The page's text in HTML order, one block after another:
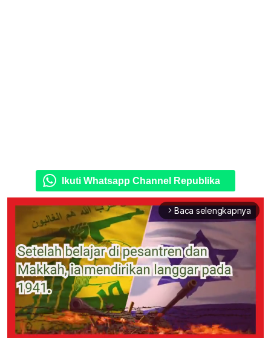
Ikuti Whatsapp Channel Republika
arrow_forward_ios Baca selengkapnya